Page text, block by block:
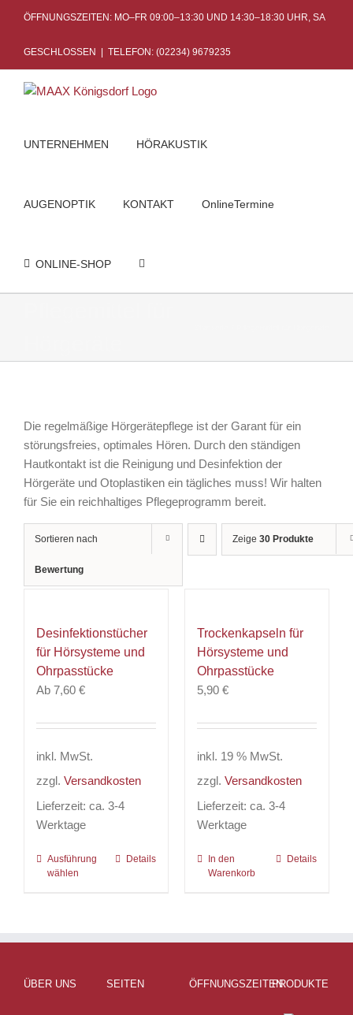
content
ÖFFNUNGSZEITEN: MO–FR 09:00–13:30 UND 14:30–18:30 UHR, SA
GESCHLOSSEN TELEFON: (02234) 9679235
UNTERNEHMEN HÖRAKUSTIK
AUGENOPTIK KONTAKT OnlineTermine
ONLINE-SHOP
Die regelmäßige Hörgerätepflege ist der Garant für ein
störungsfreies, optimales Hören. Durch den ständigen
Hautkontakt ist die Reinigung und Desinfektion der
Hörgeräte und Otoplastiken ein tägliches muss! Wir halten
für Sie ein reichhaltiges Pflegeprogramm bereit.
Sortieren nach
Bewertung
Zeige 30 Produkte
Desinfektionstücher
für Hörsysteme und
Ohrpasstücke
Ab 7,60 €
inkl. MwSt.
zzgl. Versandkosten
Lieferzeit: ca. 3-4
Werktage
Ausführung
wählen
DiesesDetails
Trockenkapseln für
Hörsysteme und
Ohrpasstücke
5,90 €
inkl. 19 % MwSt.
zzgl. Versandkosten
Lieferzeit: ca. 3-4
Werktage
In den
Warenkorb
Details
ÜBER UNS SEITEN ÖFFNUNGSZEITENPRODUKTE